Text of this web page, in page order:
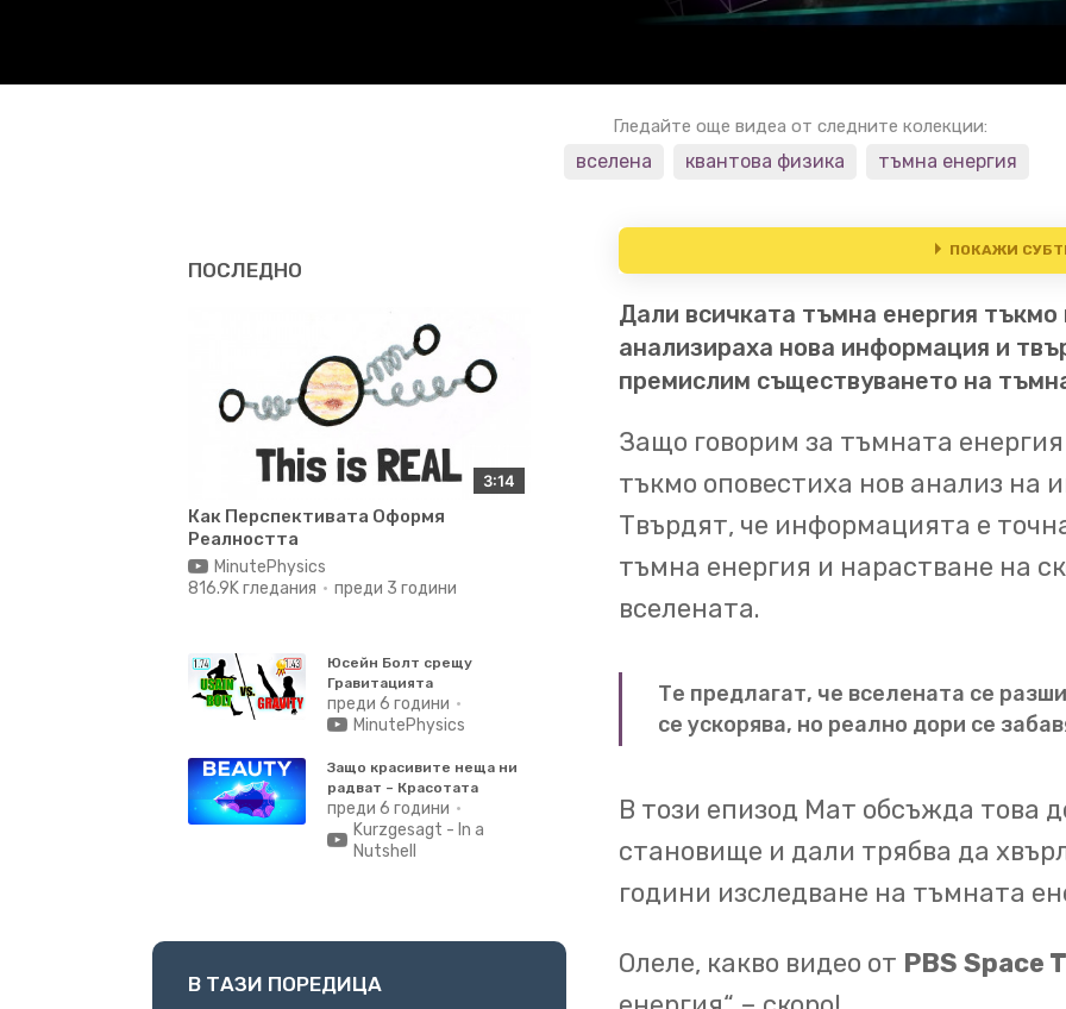
Гледайте още видеа от следните колекции:
вселена квантова физика тъмна енергия
ПОСЛЕДНО
3:14
Как Перспективата Оформя
Реалността
MinutePhysics
816.9K гледания
преди 3 години
Юсейн Болт срещу
Гравитацията
преди 6 години
MinutePhysics
Защо красивите неща ни
радват – Красотата
преди 6 години
Kurzgesagt - In a
Nutshell
В ТАЗИ ПОРЕДИЦА
ПОКАЖИ
00:02
Този епизод се излъчва
Courses Plus.Изчезнала
енергия?
Екип учени
и твърди, че трябва
съществуването ѝ.
00:16 [МУЗИКА]
независими екипа
избухванията на
експлодиращи бели
светимости,
които
определят
достоверни
св.г.
Дали всичката тъмна енергия тъкмо
анализираха нова информация и
премислим съществуването на
Защо говорим за тъмната
тъкмо оповестиха нов анализ на
Твърдят, че информацията е
тъмна енергия и нарастване на
вселената.
Те предлагат, че вселената се
се ускорява, но реално дори се
В този епизод Мат обсъжда това
становище и дали трябва да
години изследване на тъмната
Олеле, какво видео от PBS Space